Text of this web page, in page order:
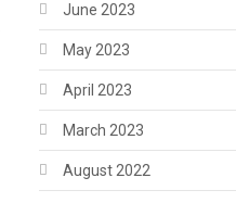
June 2023
May 2023
April 2023
March 2023
August 2022